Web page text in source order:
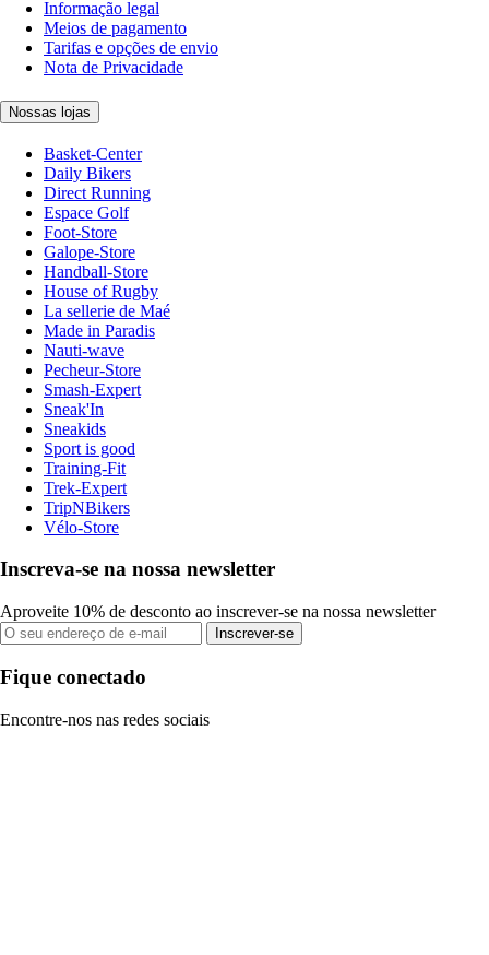
Informação legal
Meios de pagamento
Tarifas e opções de envio
Nota de Privacidade
Nossas lojas
Basket-Center
Daily Bikers
Direct Running
Espace Golf
Foot-Store
Galope-Store
Handball-Store
House of Rugby
La sellerie de Maé
Made in Paradis
Nauti-wave
Pecheur-Store
Smash-Expert
Sneak'In
Sneakids
Sport is good
Training-Fit
Trek-Expert
TripNBikers
Vélo-Store
Inscreva-se na nossa newsletter
Aproveite 10% de desconto ao inscrever-se na nossa newsletter
Inscrever-se
Fique conectado
Encontre-nos nas redes sociais